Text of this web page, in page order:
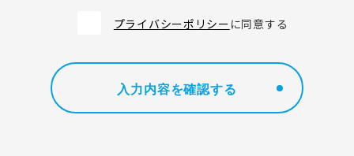
プライバシーポリシー に同意する